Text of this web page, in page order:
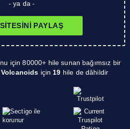
- ya da -
PAYLAŞ
için 80000+ hile sunan bağımsız bir
Volcanoids için 19 hile de dâhildir